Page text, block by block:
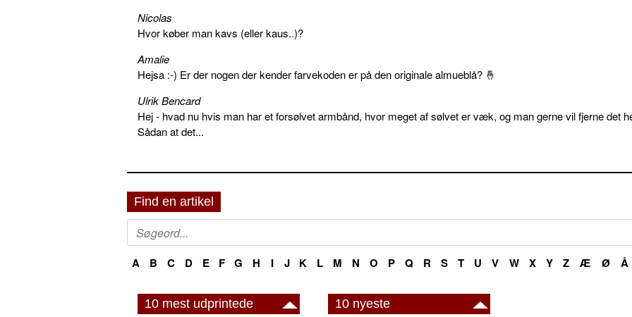
Nicolas
Hvor køber man kavs (eller kaus..)?
Amalie
Hejsa :-) Er der nogen der kender farvekoden er på den originale almueblå? 🤞
Ulrik Bencard
Hej - hvad nu hvis man har et forsølvet armbånd, hvor meget af sølvet er væk, og man gerne vil fjerne det
Sådan at det...
Find en artikel
A B C D E F G H I J K L M N O P Q R S T U V W X Y Z Æ Ø Å
10 mest udprintede 10 nyeste